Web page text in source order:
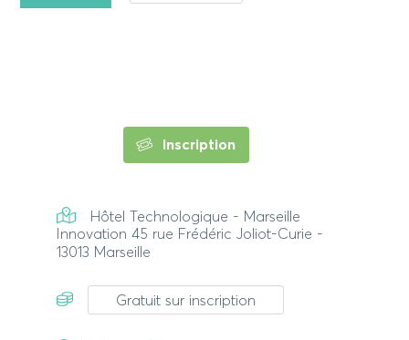
Inscription
Hôtel Technologique - Marseille
Innovation 45 rue Frédéric Joliot-Curie -
13013 Marseille
Gratuit sur inscription